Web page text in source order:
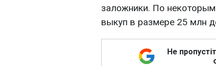
заложники. По
выкуп в размере 25 млн
Не